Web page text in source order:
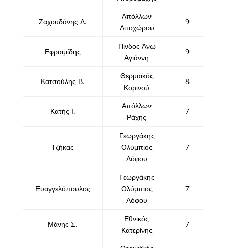
Ζαχουδάνης Δ.
Απόλλων
Λιτοχώρου
9
Εφραιμίδης
Πίνδος Άνω
Αγιάννη
9
Κατσούλης Β.
Θερμαϊκός
Κορινού
8
Κατής Ι.
Απόλλων
Ράχης
7
Τζήκας
Γεωργάκης
Ολύμπιος
Λόφου
7
Ευαγγελόπουλος
Γεωργάκης
Ολύμπιος
Λόφου
7
Μάνης Σ.
Εθνικός
Κατερίνης
7